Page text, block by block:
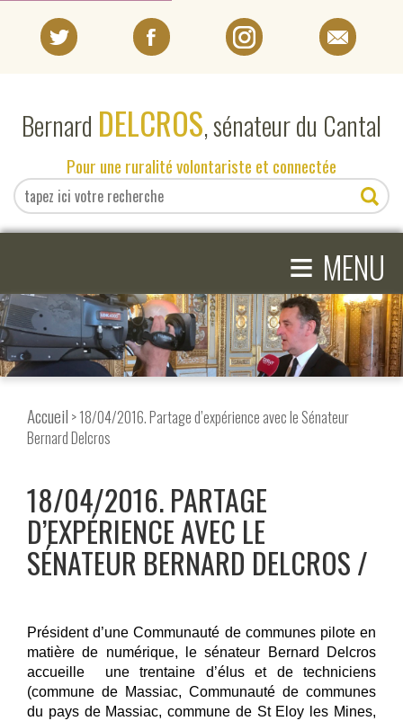
Bernard DELCROS, sénateur du Cantal
Pour une ruralité volontariste et connectée
≡ MENU
EN DIRECT DU SÉNAT
EN DIRECT DU CANTAL
COMPRENDRE LE SÉNAT
Accueil > 18/04/2016. Partage d’expérience avec le Sénateur
Bernard Delcros
18/04/2016. PARTAGE
D’EXPÉRIENCE AVEC LE
SÉNATEUR BERNARD DELCROS
Président d’une Communauté de communes pilote en
matière de numérique, le sénateur Bernard Delcros
accueille une trentaine d’élus et de techniciens
(commune de Massiac, Communauté de communes
du pays de Massiac, commune de St Eloy les Mines,